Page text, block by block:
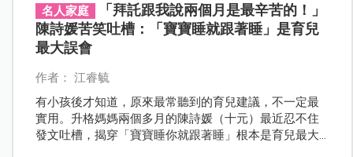
名人家庭
「拜託跟我說兩個月是最辛苦的！」
陳詩媛苦笑吐槽：「寶寶睡就跟著睡」是育兒
最大誤會
作者： 江睿毓
有小孩後才知道，原來最常聽到的育兒建議，不一定最
實用。升格媽媽兩個多月的陳詩媛（十元）最近忍不住
發文吐槽，揭穿「寶寶睡你就跟著睡」根本是育兒最大